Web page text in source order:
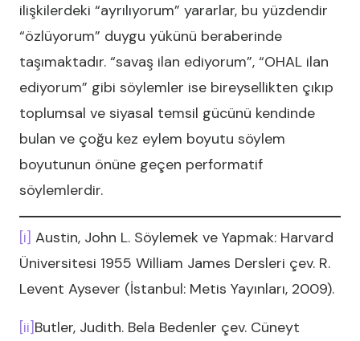
ilişkilerdeki “ayrılıyorum” yararlar, bu yüzdendir
“özlüyorum” duygu yükünü beraberinde
taşımaktadır. “savaş ilan ediyorum”, “OHAL ilan
ediyorum” gibi söylemler ise bireysellikten çıkıp
toplumsal ve siyasal temsil gücünü kendinde
bulan ve çoğu kez eylem boyutu söylem
boyutunun önüne geçen performatif
söylemlerdir.
[i] Austin, John L. Söylemek ve Yapmak: Harvard
Üniversitesi 1955 William James Dersleri çev. R.
Levent Aysever (İstanbul: Metis Yayınları, 2009).
[ii]Butler, Judith. Bela Bedenler çev. Cüneyt